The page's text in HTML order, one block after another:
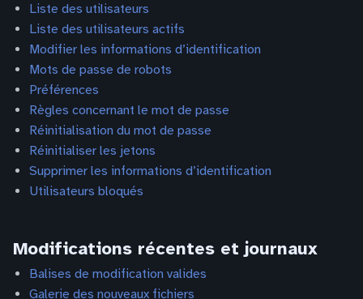
Liste des utilisateurs
Liste des utilisateurs actifs
Modifier les informations d’identification
Mots de passe de robots
Préférences
Règles concernant le mot de passe
Réinitialisation du mot de passe
Réinitialiser les jetons
Supprimer les informations d’identification
Utilisateurs bloqués
Modifications récentes et journaux
Balises de modification valides
Galerie des nouveaux fichiers